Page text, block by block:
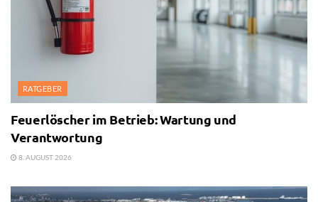
RATGEBER
Feuerlöscher im Betrieb: Wartung und
Verantwortung
8. AUGUST 2026